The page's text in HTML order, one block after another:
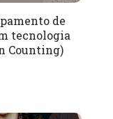
de
tecnologia
Counting)